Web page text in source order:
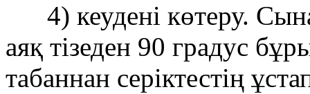
4) кеудені көтеру.
аяқ тізеден 90 градус
табаннан серіктестің